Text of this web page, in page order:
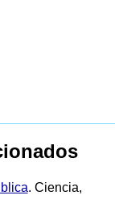
. Ciencia,